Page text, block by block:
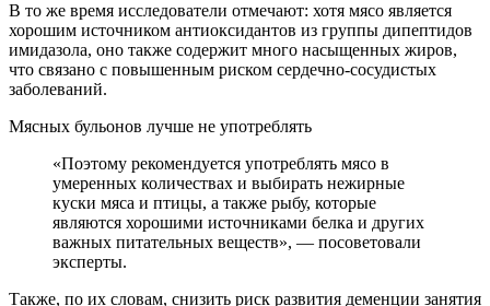
В то же время исследователи отмечают: хотя мясо является
хорошим источником антиоксидантов из группы дипептидов
имидазола, оно также содержит много насыщенных жиров,
что связано с повышенным риском сердечно-сосудистых
заболеваний.
Мясных бульонов лучше не употреблять
«Поэтому рекомендуется употреблять мясо в
умеренных количествах и выбирать нежирные
куски мяса и птицы, а также рыбу, которые
являются хорошими источниками белка и других
важных питательных веществ», — посоветовали
эксперты.
Также, по их словам, снизить риск развития деменции занятия